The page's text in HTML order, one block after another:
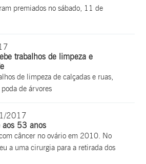
premiados no sábado, 11 de
trabalhos de limpeza e
de limpeza de calçadas e ruas,
de árvores
2017
aos 53 anos
câncer no ovário em 2010. No
a uma cirurgia para a retirada dos